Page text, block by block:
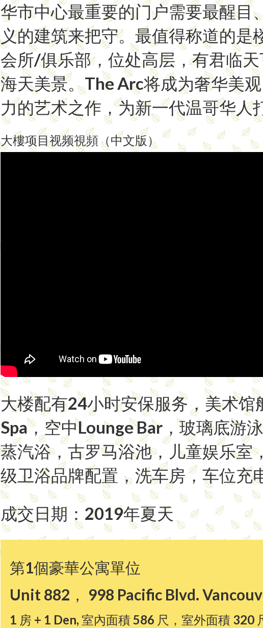
华市中心最重要的门户需要最醒目
义的建筑来把守。最值得称道的是
会所/俱乐部，位处高层，有君临
海天美景。The Arc将成为奢华美
力的艺术之作，为新一代温哥华人
大樓项目视频視頻（中文版）
大楼配有24小时安保服务，美术馆
Spa，空中Lounge Bar，玻璃底游
蒸汽浴，古罗马浴池，儿童娱乐室
级卫浴品牌配置，洗车房，车位充
成交日期：2019年夏天
第1個豪華公寓單位
Unit 882， 998 Pacific Blvd.
1 房 + 1 Den, 室內面積 586 尺，室外面積 320